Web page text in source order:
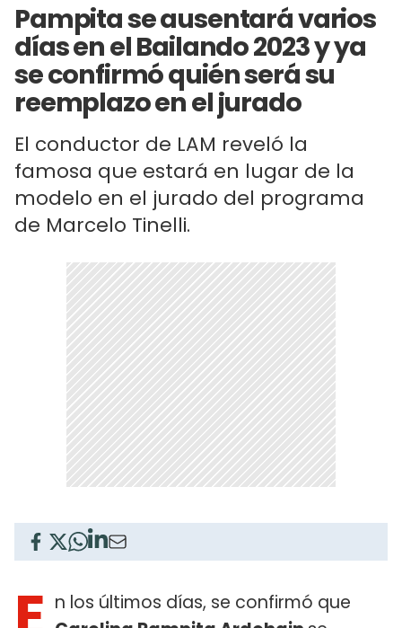
Pampita se ausentará varios
días en el Bailando 2023 y ya
se confirmó quién será su
reemplazo en el jurado
El conductor de LAM reveló la
famosa que estará en lugar de la
modelo en el jurado del programa
de Marcelo Tinelli.
n los últimos días, se confirmó que